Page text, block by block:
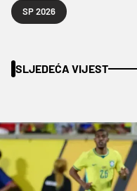
SP 2026
SLJEDEĆA VIJEST